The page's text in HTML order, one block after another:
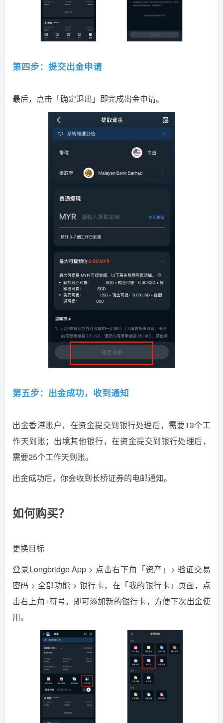
第四步：提交出金申请
最后，点击「确定退出」即完成出金申请。
第五步：出金成功，收到通知
出金香港账户，在资金提交到银行处理后，需要13个工
作天到账；出境其他银行，在资金提交到银行处理后，
需要25个工作天到账。
出金成功后，你会收到长桥证券的电邮通知。
如何购买？
更换目标
登录Longbridge App > 点击右下角「资产」> 验证交易
密码 > 全部功能 > 银行卡，在「我的银行卡」页面，点
击右上角+符号，即可添加新的银行卡，方便下次出金使
用。